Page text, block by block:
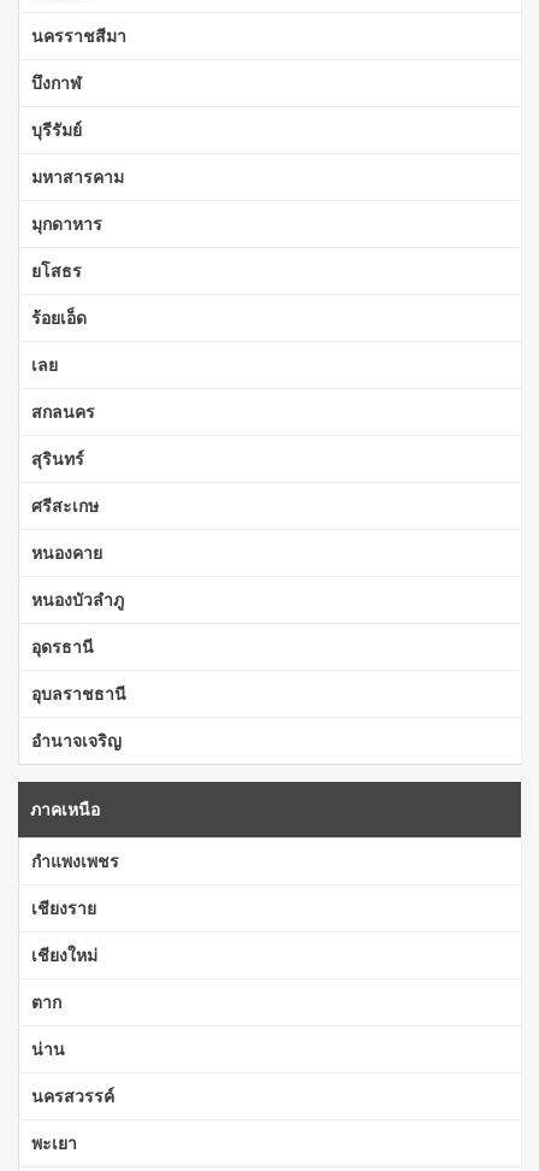
นครราชสีมา
บึงกาฬ
บุรีรัมย์
มหาสารคาม
มุกดาหาร
ยโสธร
ร้อยเอ็ด
เลย
สกลนคร
สุรินทร์
ศรีสะเกษ
หนองคาย
หนองบัวลำภู
อุดรธานี
อุบลราชธานี
อำนาจเจริญ
ภาคเหนือ
กำแพงเพชร
เชียงราย
เชียงใหม่
ตาก
น่าน
นครสวรรค์
พะเยา